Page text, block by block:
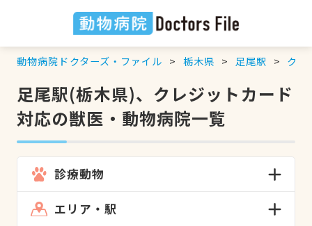
動物病院ドクターズ・ファイル 栃木県 足尾駅 クレ
足尾駅(栃木県)、クレジットカード
対応の獣医・動物病院一覧
診療動物
エリア・駅